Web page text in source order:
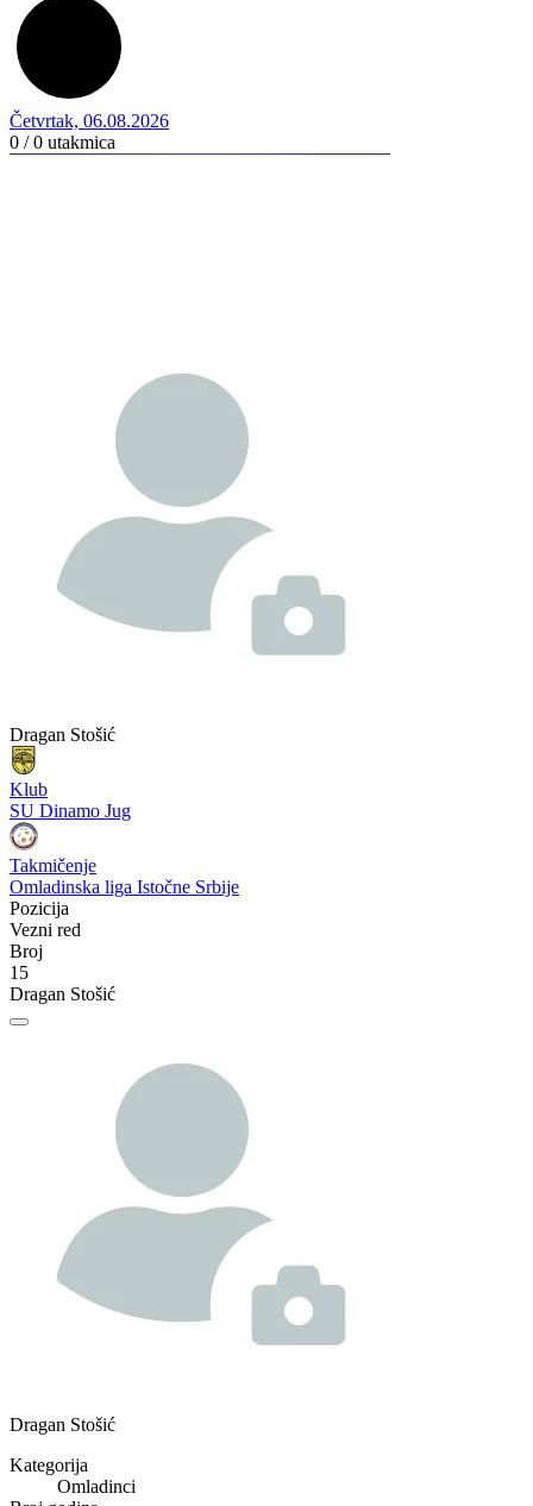
Četvrtak, 06.08.2026
0 / 0 utakmica
Dragan Stošić
Klub
SU Dinamo Jug
Takmičenje
Omladinska liga Istočne Srbije
Pozicija
Vezni red
Broj
15
Dragan Stošić
Dragan Stošić
Kategorija
Omladinci